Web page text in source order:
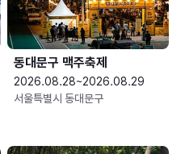
동대문구 맥주축제
2026.08.28~2026.08.29
서울특별시 동대문구